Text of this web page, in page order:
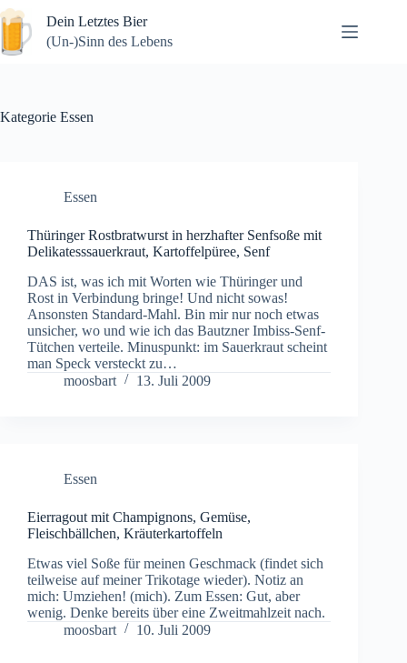
Zum
Inhalt
springen
Dein Letztes Bier
(Un-)Sinn des Lebens
Kategorie Essen
Essen
Thüringer Rostbratwurst in herzhafter Senfsoße mit
Delikatesssauerkraut, Kartoffelpüree, Senf
DAS ist, was ich mit Worten wie Thüringer und
Rost in Verbindung bringe! Und nicht sowas!
Ansonsten Standard-Mahl. Bin mir nur noch etwas
unsicher, wo und wie ich das Bautzner Imbiss-Senf-
Tütchen verteile. Minuspunkt: im Sauerkraut scheint
man Speck versteckt zu…
moosbart
13. Juli 2009
Essen
Eierragout mit Champignons, Gemüse,
Fleischbällchen, Kräuterkartoffeln
Etwas viel Soße für meinen Geschmack (findet sich
teilweise auf meiner Trikotage wieder). Notiz an
mich: Umziehen! (mich). Zum Essen: Gut, aber
wenig. Denke bereits über eine Zweitmahlzeit nach.
moosbart
10. Juli 2009